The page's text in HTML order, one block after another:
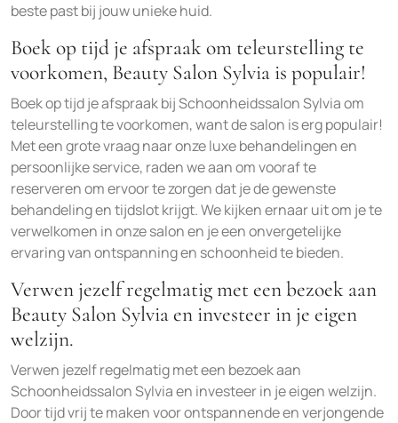
beste past bij jouw unieke huid.
Boek op tijd je afspraak om teleurstelling te
voorkomen, Beauty Salon Sylvia is populair!
Boek op tijd je afspraak bij Schoonheidssalon Sylvia om
teleurstelling te voorkomen, want de salon is erg populair!
Met een grote vraag naar onze luxe behandelingen en
persoonlijke service, raden we aan om vooraf te
reserveren om ervoor te zorgen dat je de gewenste
behandeling en tijdslot krijgt. We kijken ernaar uit om je te
verwelkomen in onze salon en je een onvergetelijke
ervaring van ontspanning en schoonheid te bieden.
Verwen jezelf regelmatig met een bezoek aan
Beauty Salon Sylvia en investeer in je eigen
welzijn.
Verwen jezelf regelmatig met een bezoek aan
Schoonheidssalon Sylvia en investeer in je eigen welzijn.
Door tijd vrij te maken voor ontspannende en verjongende